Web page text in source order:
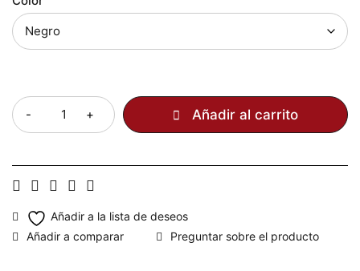
Añadir al carrito
Preguntar sobre el producto